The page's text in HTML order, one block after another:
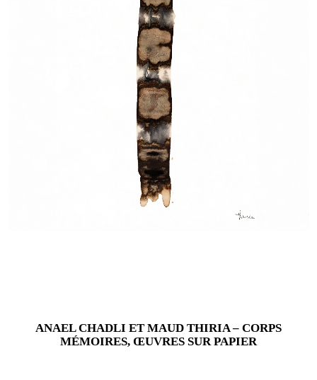
ANAEL CHADLI ET MAUD THIRIA – CORPS
MÉMOIRES, ŒUVRES SUR PAPIER
DIMANCHE DU MOIS
[OU PRESQUE]
PEINTURE, SCULPTURE,
CÉRAMIQUE,
INSTALLATIONS,
PHOTOS, VIDÉO...